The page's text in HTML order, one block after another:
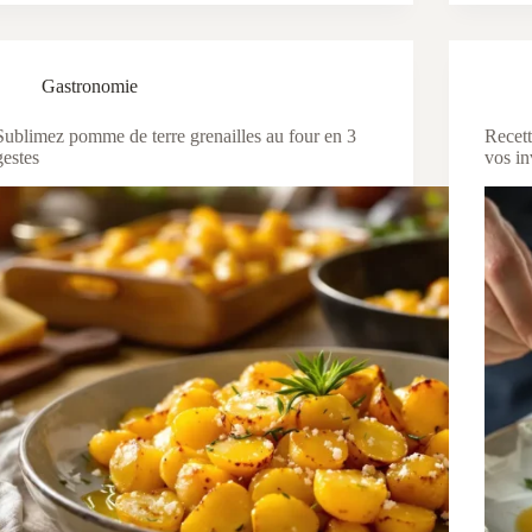
Gastronomie
pomme de terre grenailles au four en 3
vos